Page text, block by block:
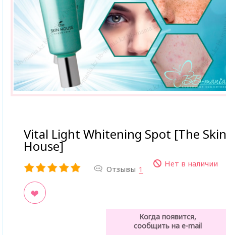
Vital Light Whitening Spot [The Skin
House]
Отзывы 1
Нет в наличии
Когда появится,
сообщить на e-mail